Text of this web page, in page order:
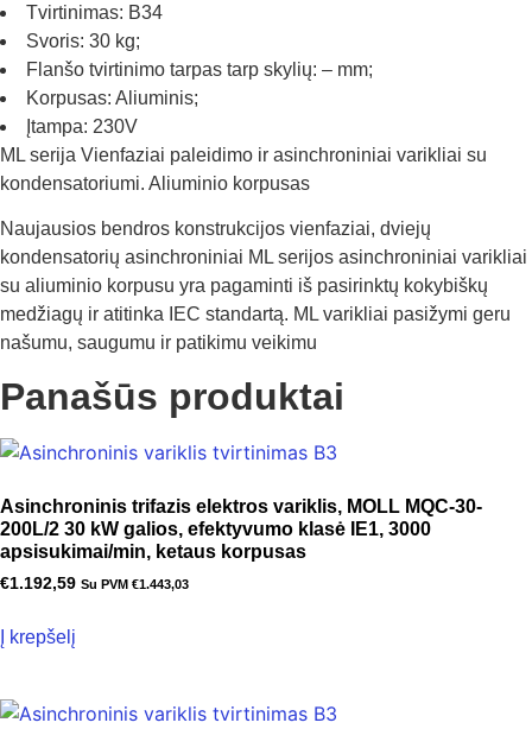
Tvirtinimas: B34
Svoris: 30 kg;
Flanšo tvirtinimo tarpas tarp skylių: – mm;
Korpusas: Aliuminis;
Įtampa: 230V
ML serija Vienfaziai paleidimo ir asinchroniniai varikliai su
kondensatoriumi. Aliuminio korpusas
Naujausios bendros konstrukcijos vienfaziai, dviejų
kondensatorių asinchroniniai ML serijos asinchroniniai varikliai
su aliuminio korpusu yra pagaminti iš pasirinktų kokybiškų
medžiagų ir atitinka IEC standartą. ML varikliai pasižymi geru
našumu, saugumu ir patikimu veikimu
Panašūs produktai
Asinchroninis trifazis elektros variklis, MOLL MQC-30-
200L/2 30 kW galios, efektyvumo klasė IE1, 3000
apsisukimai/min, ketaus korpusas
€1.192,59 Su PVM €1.443,03
Į krepšelį